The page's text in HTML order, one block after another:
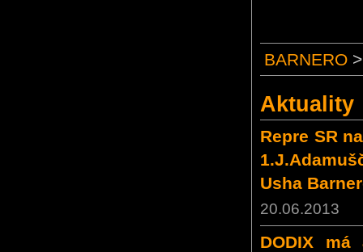
BARNERO
Aktuality
Repre SR
Usha
20.06.2013
DODIX má